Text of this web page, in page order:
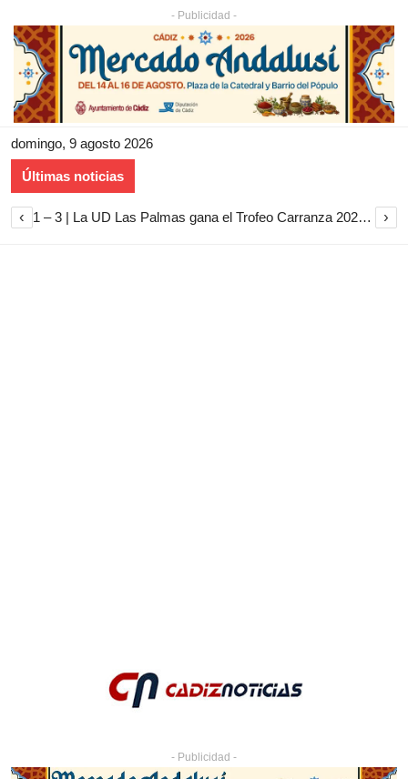
- Publicidad -
domingo, 9 agosto 2026
Últimas noticias
‹ 1 – 3 | La UD Las Palmas gana el Trofeo Carranza 2026 tras imponerse al Cádiz CF ›
- Publicidad -